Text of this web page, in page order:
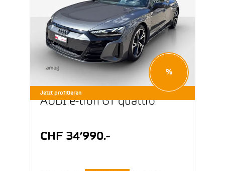
Jetzt profitieren
%
AUDI e-tron GT quattro
CHF 34’990.-